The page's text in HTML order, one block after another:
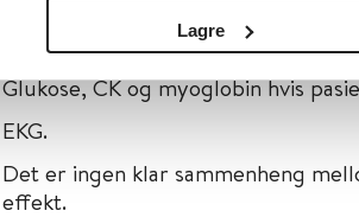
Lagre
Følg eventuelt væske/elektrolytter,
og nyrefunksjon.
Glukose, CK og myoglobin hvis
EKG.
Det er ingen klar sammenheng
effekt.